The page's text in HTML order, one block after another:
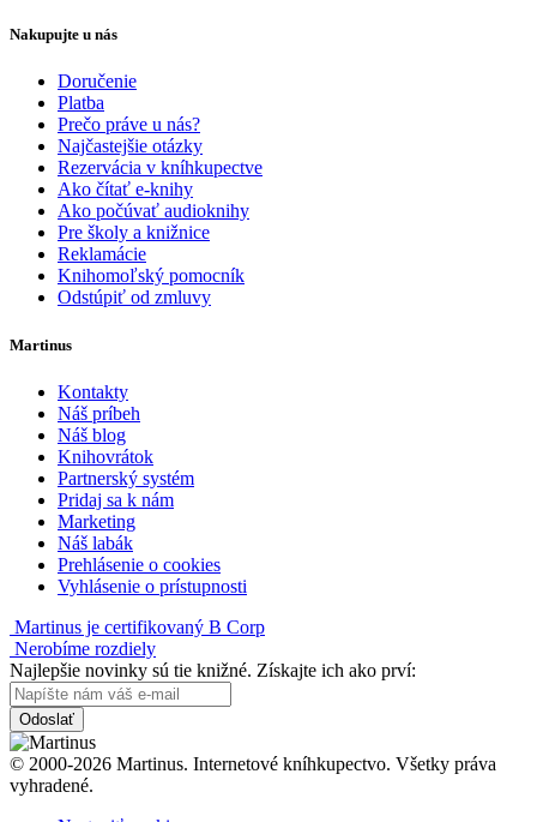
Nakupujte u nás
Doručenie
Platba
Prečo práve u nás?
Najčastejšie otázky
Rezervácia v kníhkupectve
Ako čítať e-knihy
Ako počúvať audioknihy
Pre školy a knižnice
Reklamácie
Knihomoľský pomocník
Odstúpiť od zmluvy
Martinus
Kontakty
Náš príbeh
Náš blog
Knihovrátok
Partnerský systém
Pridaj sa k nám
Marketing
Náš labák
Prehlásenie o cookies
Vyhlásenie o prístupnosti
Martinus je certifikovaný B Corp
Nerobíme rozdiely
Najlepšie novinky sú tie knižné. Získajte ich ako prví:
Odoslať
© 2000-2026 Martinus. Internetové kníhkupectvo. Všetky práva
vyhradené.